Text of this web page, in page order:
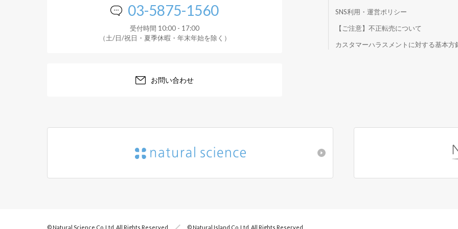
03-5875-1560
受付時間 10:00 - 17:00
（土/日/祝日・夏季休暇・年末年始を除く）
お問い合わせ
SNS利用・運営ポリシー
【ご注意】不正転売について
カスタマーハラスメントに対する基本方
© Natural Science Co.,Ltd. All Rights Reserved. © Natural Island Co.,Ltd. All Rights Reserved.